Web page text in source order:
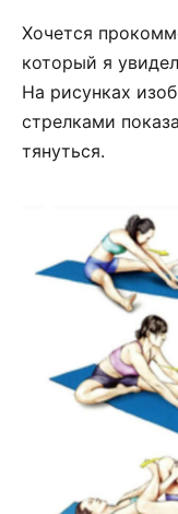
Хочется
который я
На рисунках
стрелками
тянуться.